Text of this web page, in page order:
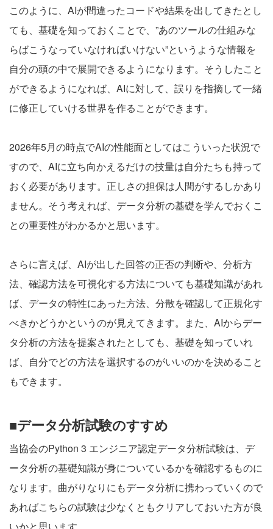
このように、AIが間違ったコードや結果を出してきたとし
ても、基礎を知っておくことで、”あのツールの仕組みな
らばこうなっていなければいけない”というような情報を
自分の頭の中で展開できるようになります。そうしたこと
ができるようになれば、AIに対して、誤りを指摘して一緒
に修正していける世界を作ることができます。
2026年5月の時点でAIの性能面としてはこういった状況で
すので、AIに立ち向かえるだけの技量は自分たちも持って
おく必要があります。正しさの担保は人間がするしかあり
ません。そう考えれば、データ分析の基礎を学んでおくこ
との重要性がわかるかと思います。
さらに言えば、AIが出した回答の正否の判断や、分析方
法、確認方法を可視化する方法についても基礎知識があれ
ば、データの特性にあった方法、分散を確認して正規化す
べきかどうかというのが見えてきます。また、AIからデー
タ分析の方法を提案されたとしても、基礎を知っていれ
ば、自分でどの方法を選択するのがいいのかを決めること
もできます。
■データ分析試験のすすめ
当協会のPython 3 エンジニア認定データ分析試験は、デ
ータ分析の基礎知識が身についているかを確認するものに
なります。曲がりなりにもデータ分析に携わっていくので
あればこちらの試験は少なくともクリアしておいた方が良